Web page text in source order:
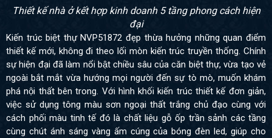
Thiết kế nhà ở kết hợp kinh doanh 5 tầng phong cách hiện
đại
Kiến trúc biệt thự NVP51872 đẹp thừa hưởng những quan điểm
thiết kế mới, không đi theo lối mòn kiến trúc truyền thống. Chính
sự hiện đại đã làm nổi bật chiều sâu của căn biệt thự, vừa tạo vẻ
ngoài bắt mắt vừa hướng mọi người đến sự tò mò, muốn khám
phá nội thất bên trong. Với hình khối kiến trúc thiết kế đơn giản,
việc sử dụng tông màu sơn ngoại thất trắng chủ đạo cùng với
cách phối màu tinh tế đó là chất liệu gỗ ốp trần sảnh các tầng
cùng chút ánh sáng vàng ấm cúng của bóng đèn led, giúp cho